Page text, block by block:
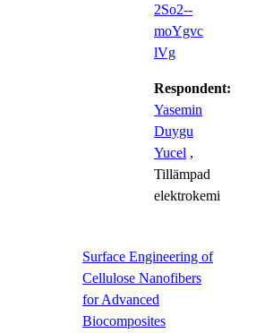
2So2--
moYgvc
lVg
Respondent:
Yasemin
Duygu
Yucel ,
Tillämpad
elektrokemi
Surface Engineering of
Cellulose Nanofibers
for Advanced
Biocomposites